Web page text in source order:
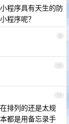
程序具有天生的防
程序呢？
9
10
11
排列的还是太规
都是用备忘录手